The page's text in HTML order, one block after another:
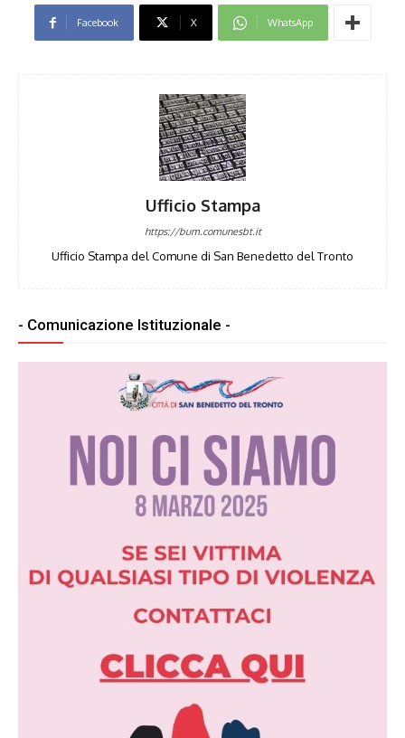
Facebook X WhatsApp
Ufficio Stampa
https://bum.comunesbt.it
Ufficio Stampa del Comune di San Benedetto del Tronto
- Comunicazione Istituzionale -